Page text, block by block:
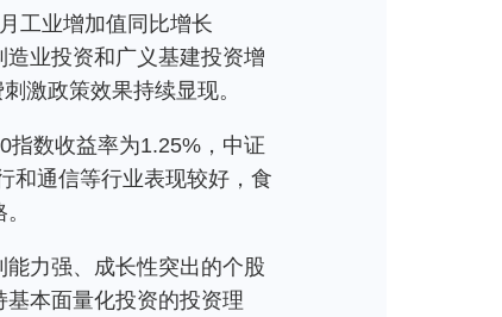
工业增加值同比增长
业投资和广义基建投资增
激政策效果持续显现。
指数收益率为1.25%，中证
和通信等行业表现较好，食
力强、成长性突出的个股
本面量化投资的投资理